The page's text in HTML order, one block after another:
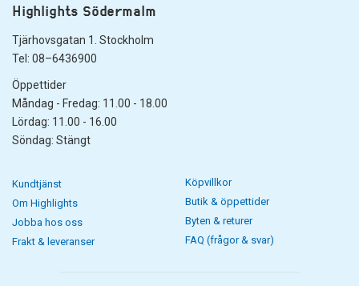
Highlights Södermalm
Tjärhovsgatan 1. Stockholm
Tel: 08–6436900
Öppettider
Måndag - Fredag: 11.00 - 18.00
Lördag: 11.00 - 16.00
Söndag: Stängt
Kundtjänst
Om Highlights
Jobba hos oss
Frakt & leveranser
Köpvillkor
Butik & öppettider
Byten & returer
FAQ (frågor & svar)